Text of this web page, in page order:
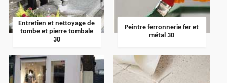
Entretien et nettoyage de
tombe et pierre tombale
30
Peintre ferronnerie fer et
métal 30